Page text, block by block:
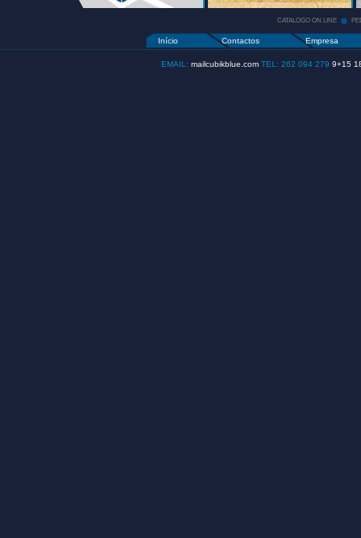
CATALOGO ON LINE
Início Contactos Empresa
EMAIL: mailcubikblue.com TEL: 262 094 279 9+15